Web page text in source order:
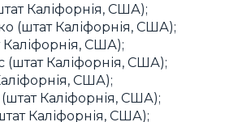
Каліфорнія, США);
(штат Каліфорнія, США);
США);
Каліфорнія, США);
США);
Каліфорнія, США);
Каліфорнія, США);